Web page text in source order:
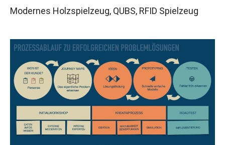
Modernes Holzspielzeug, QUBS, RFID Spielzeug